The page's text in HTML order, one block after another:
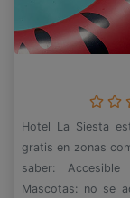
Hotel La Siesta
gratis en zonas
saber:
Mascotas: no se